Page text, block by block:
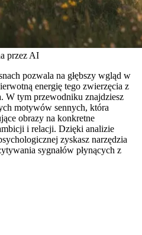
przez AI
pozwala na głębszy wgląd w
energię tego zwierzęcia z
W tym przewodniku znajdziesz
motywów sennych, która
obrazy na konkretne
i relacji. Dzięki analizie
zyskasz narzędzia
sygnałów płynących z